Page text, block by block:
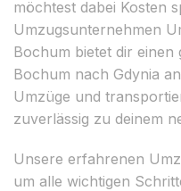
möchtest dabei Kosten
Umzugsunternehmen
Bochum bietet dir einen
Bochum nach Gdynia
Umzüge und
zuverlässig zu deinem
Unsere erfahrenen
um alle wichtigen